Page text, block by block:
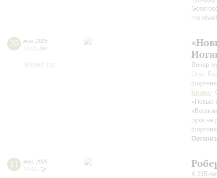
me
20 мая 2025
19:00 Вт
Малый зал
Вечер
Олег
Брамс:
«Новые
руки на
21 мая 2025
19:00 Ср
К 215-